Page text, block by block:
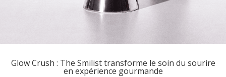
Glow Crush : The Smilist transforme le soin du sourire
en expérience gourmande